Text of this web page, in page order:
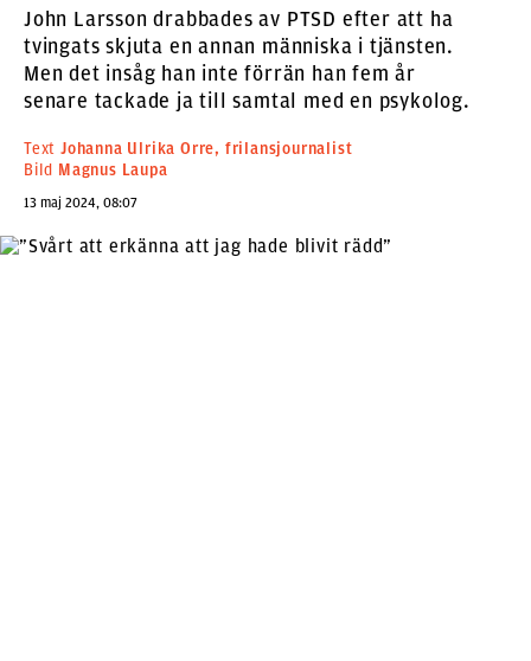
John Larsson drabbades av PTSD efter att ha
tvingats skjuta en annan människa i tjänsten.
Men det insåg han inte förrän han fem år
senare tackade ja till samtal med en psykolog.
Text Johanna Ulrika Orre, frilansjournalist
Bild Magnus Laupa
13 maj 2024, 08:07